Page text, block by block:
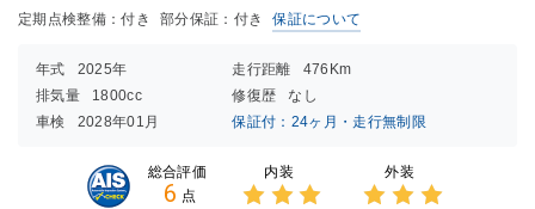
定期点検整備：付き 部分保証：付き 保証について
年式 2025年 走行距離
476Km
排気量
1800cc 修復歴
なし
車検
2028年01月 保証付：24ヶ月・走行無制限
総合評価
6 点
内装 外装